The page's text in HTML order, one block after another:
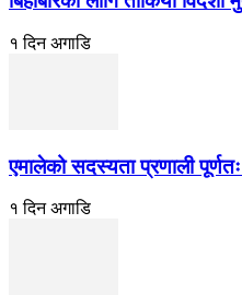
१ दिन अगाडि
एमालेको सदस्यता प्रणाली
१ दिन अगाडि